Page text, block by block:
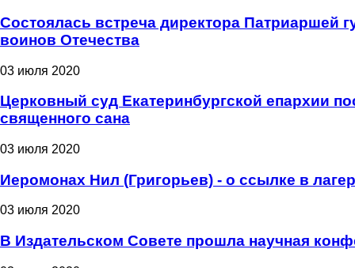
Состоялась встреча директора Патриаршей
воинов Отечества
03 июля 2020
Церковный суд Екатеринбургской епархии
священного сана
03 июля 2020
Иеромонах Нил (Григорьев) - о ссылке в
03 июля 2020
В Издательском Совете прошла научная